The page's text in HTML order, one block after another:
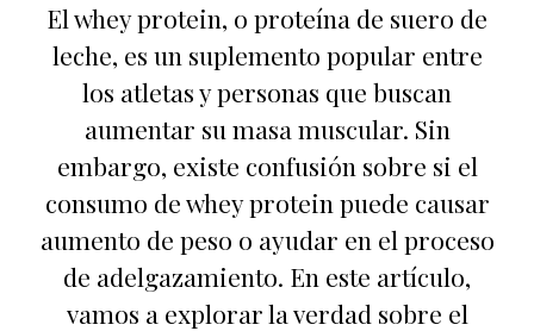
El whey protein, o proteína de suero de
leche, es un suplemento popular entre
los atletas y personas que buscan
aumentar su masa muscular. Sin
embargo, existe confusión sobre si el
consumo de whey protein puede causar
aumento de peso o ayudar en el proceso
de adelgazamiento. En este artículo,
vamos a explorar la verdad sobre el